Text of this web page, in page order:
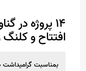
۱۴ پروژه در
افتتاح و